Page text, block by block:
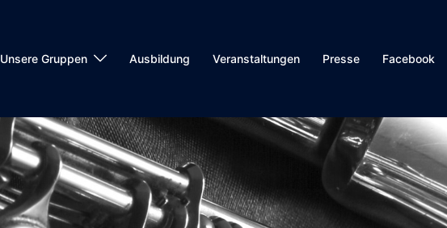
Unsere Gruppen Ausbildung Veranstaltungen Presse Facebook